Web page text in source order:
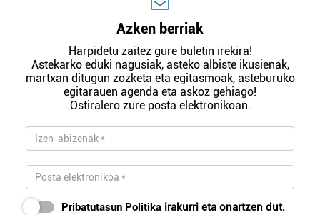
Azken berriak
Harpidetu zaitez gure buletin irekira!
Astekarko eduki nagusiak, asteko albiste ikusienak,
martxan ditugun zozketa eta egitasmoak, asteburuko
egitarauen agenda eta askoz gehiago!
Ostiralero zure posta elektronikoan.
Pribatutasun Politika irakurri eta onartzen dut.